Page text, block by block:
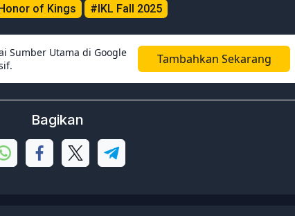
of Kings #IKL Fall 2025
Sumber Utama di Google
Tambahkan Sekarang
Bagikan